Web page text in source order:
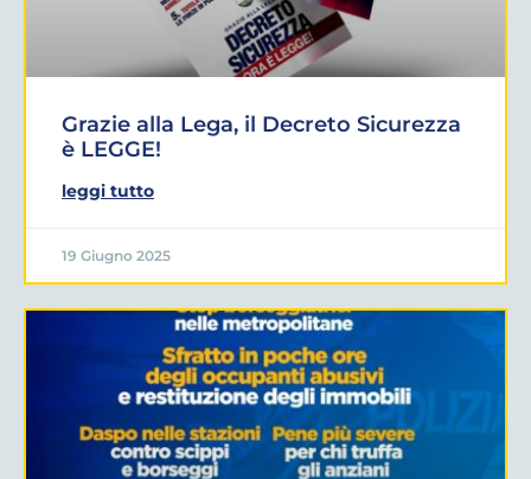
Grazie alla Lega, il Decreto Sicurezza
è LEGGE!
leggi tutto
19 Giugno 2025